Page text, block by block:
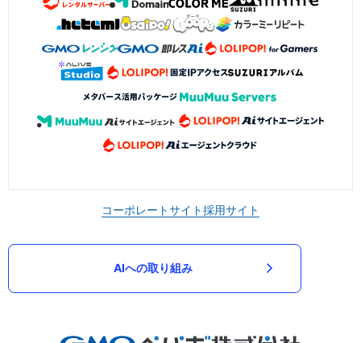
コーポレートサイト採用サイト
AIへの取り組み